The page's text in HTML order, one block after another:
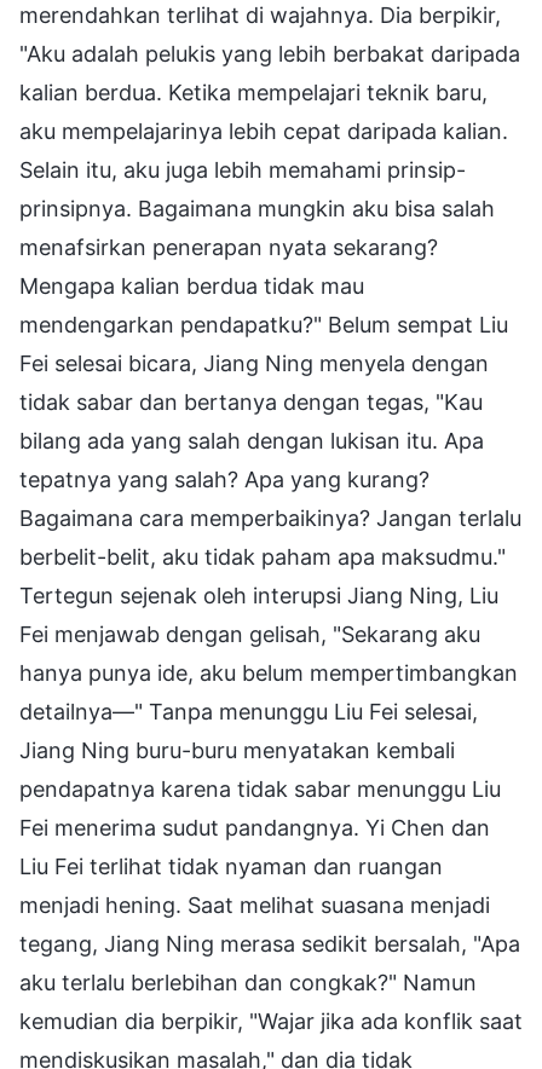
merendahkan terlihat di wajahnya. Dia berpikir,
"Aku adalah pelukis yang lebih berbakat daripada
kalian berdua. Ketika mempelajari teknik baru,
aku mempelajarinya lebih cepat daripada kalian.
Selain itu, aku juga lebih memahami prinsip-
prinsipnya. Bagaimana mungkin aku bisa salah
menafsirkan penerapan nyata sekarang?
Mengapa kalian berdua tidak mau
mendengarkan pendapatku?" Belum sempat Liu
Fei selesai bicara, Jiang Ning menyela dengan
tidak sabar dan bertanya dengan tegas, "Kau
bilang ada yang salah dengan lukisan itu. Apa
tepatnya yang salah? Apa yang kurang?
Bagaimana cara memperbaikinya? Jangan terlalu
berbelit-belit, aku tidak paham apa maksudmu."
Tertegun sejenak oleh interupsi Jiang Ning, Liu
Fei menjawab dengan gelisah, "Sekarang aku
hanya punya ide, aku belum mempertimbangkan
detailnya—" Tanpa menunggu Liu Fei selesai,
Jiang Ning buru-buru menyatakan kembali
pendapatnya karena tidak sabar menunggu Liu
Fei menerima sudut pandangnya. Yi Chen dan
Liu Fei terlihat tidak nyaman dan ruangan
menjadi hening. Saat melihat suasana menjadi
tegang, Jiang Ning merasa sedikit bersalah, "Apa
aku terlalu berlebihan dan congkak?" Namun
kemudian dia berpikir, "Wajar jika ada konflik saat
mendiskusikan masalah," dan dia tidak